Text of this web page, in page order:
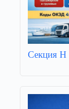
Секция H